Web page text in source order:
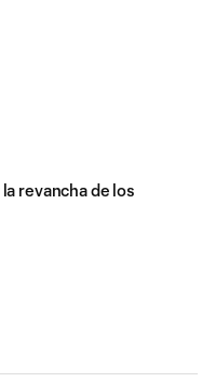
revancha de los